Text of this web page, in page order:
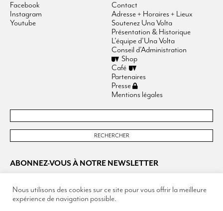
Facebook
Instagram
Youtube
Contact
Adresse + Horaires + Lieux
Soutenez Una Volta
Présentation & Historique
L’équipe d’Una Volta
Conseil d’Administration
Shop
Café
Partenaires
Presse
Mentions légales
ABONNEZ-VOUS À NOTRE NEWSLETTER
Nous utilisons des cookies sur ce site pour vous offrir la meilleure
expérience de navigation possible.